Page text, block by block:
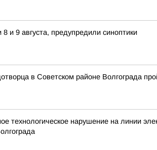
и 9 августа, предупредили синоптики
в Советском районе Волгограда
технологическое нарушение на линии